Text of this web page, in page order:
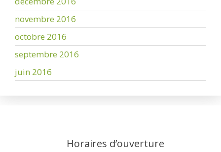
novembre 2016
octobre 2016
septembre 2016
juin 2016
Horaires d’ouverture